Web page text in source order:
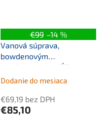
€99 –14 %
Vanová súprava,
bowdenovým
mechanizmom, dĺžka
1000mm, zátka 72mm,
Dodanie do mesiaca
€69,19 bez DPH
€85,10